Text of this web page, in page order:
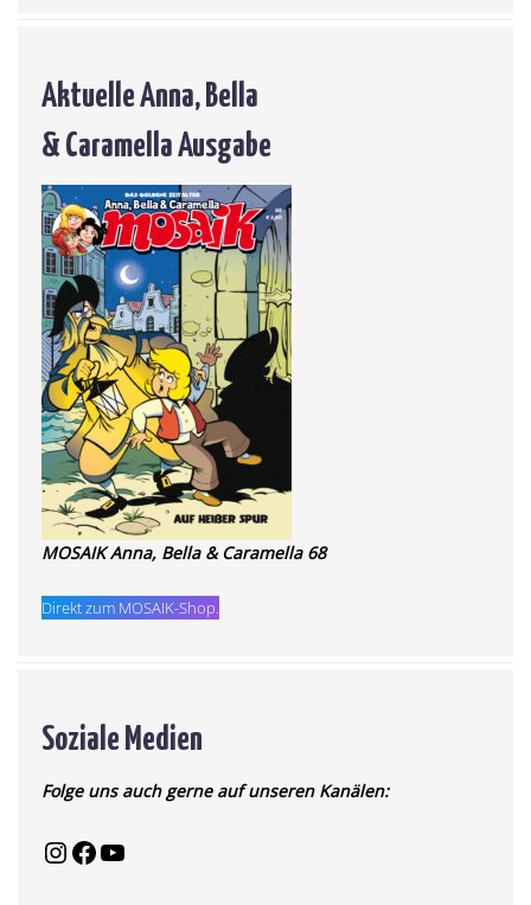
Aktuelle Anna, Bella
& Caramella Ausgabe
MOSAIK Anna, Bella & Caramella 68
Direkt zum MOSAIK-Shop.
Soziale Medien
Folge uns auch gerne auf unseren Kanälen: